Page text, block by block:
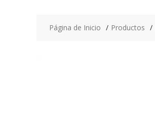
Página de Inicio Productos